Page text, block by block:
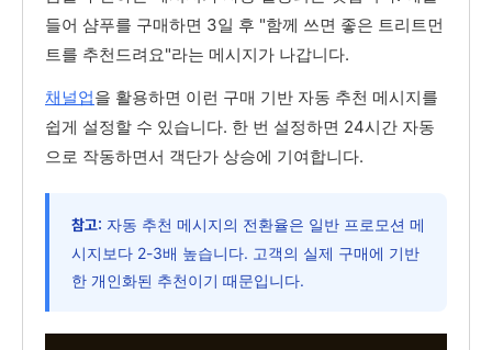
들어 샴푸를 구매하면 3일 후 "함께 쓰면 좋은 트리트먼
트를 추천드려요"라는 메시지가 나갑니다.
채널업을 활용하면 이런 구매 기반 자동 추천 메시지를
쉽게 설정할 수 있습니다. 한 번 설정하면 24시간 자동
으로 작동하면서 객단가 상승에 기여합니다.
참고: 자동 추천 메시지의 전환율은 일반 프로모션 메
시지보다 2-3배 높습니다. 고객의 실제 구매에 기반
한 개인화된 추천이기 때문입니다.